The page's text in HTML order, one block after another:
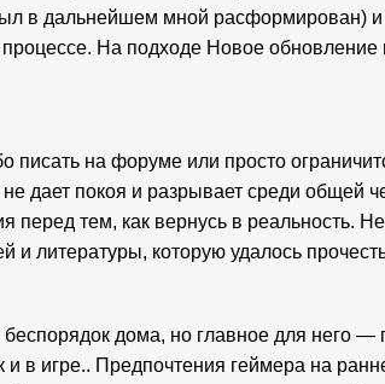
в дальнейшем мной расформирован)
На подходе Новое обновление
писать на форуме или просто
дает покоя и разрывает среди общей
тем, как вернусь в реальность.
и литературы, которую удалось
дома, но главное для него —
и в игре.. Предпочтения геймера на